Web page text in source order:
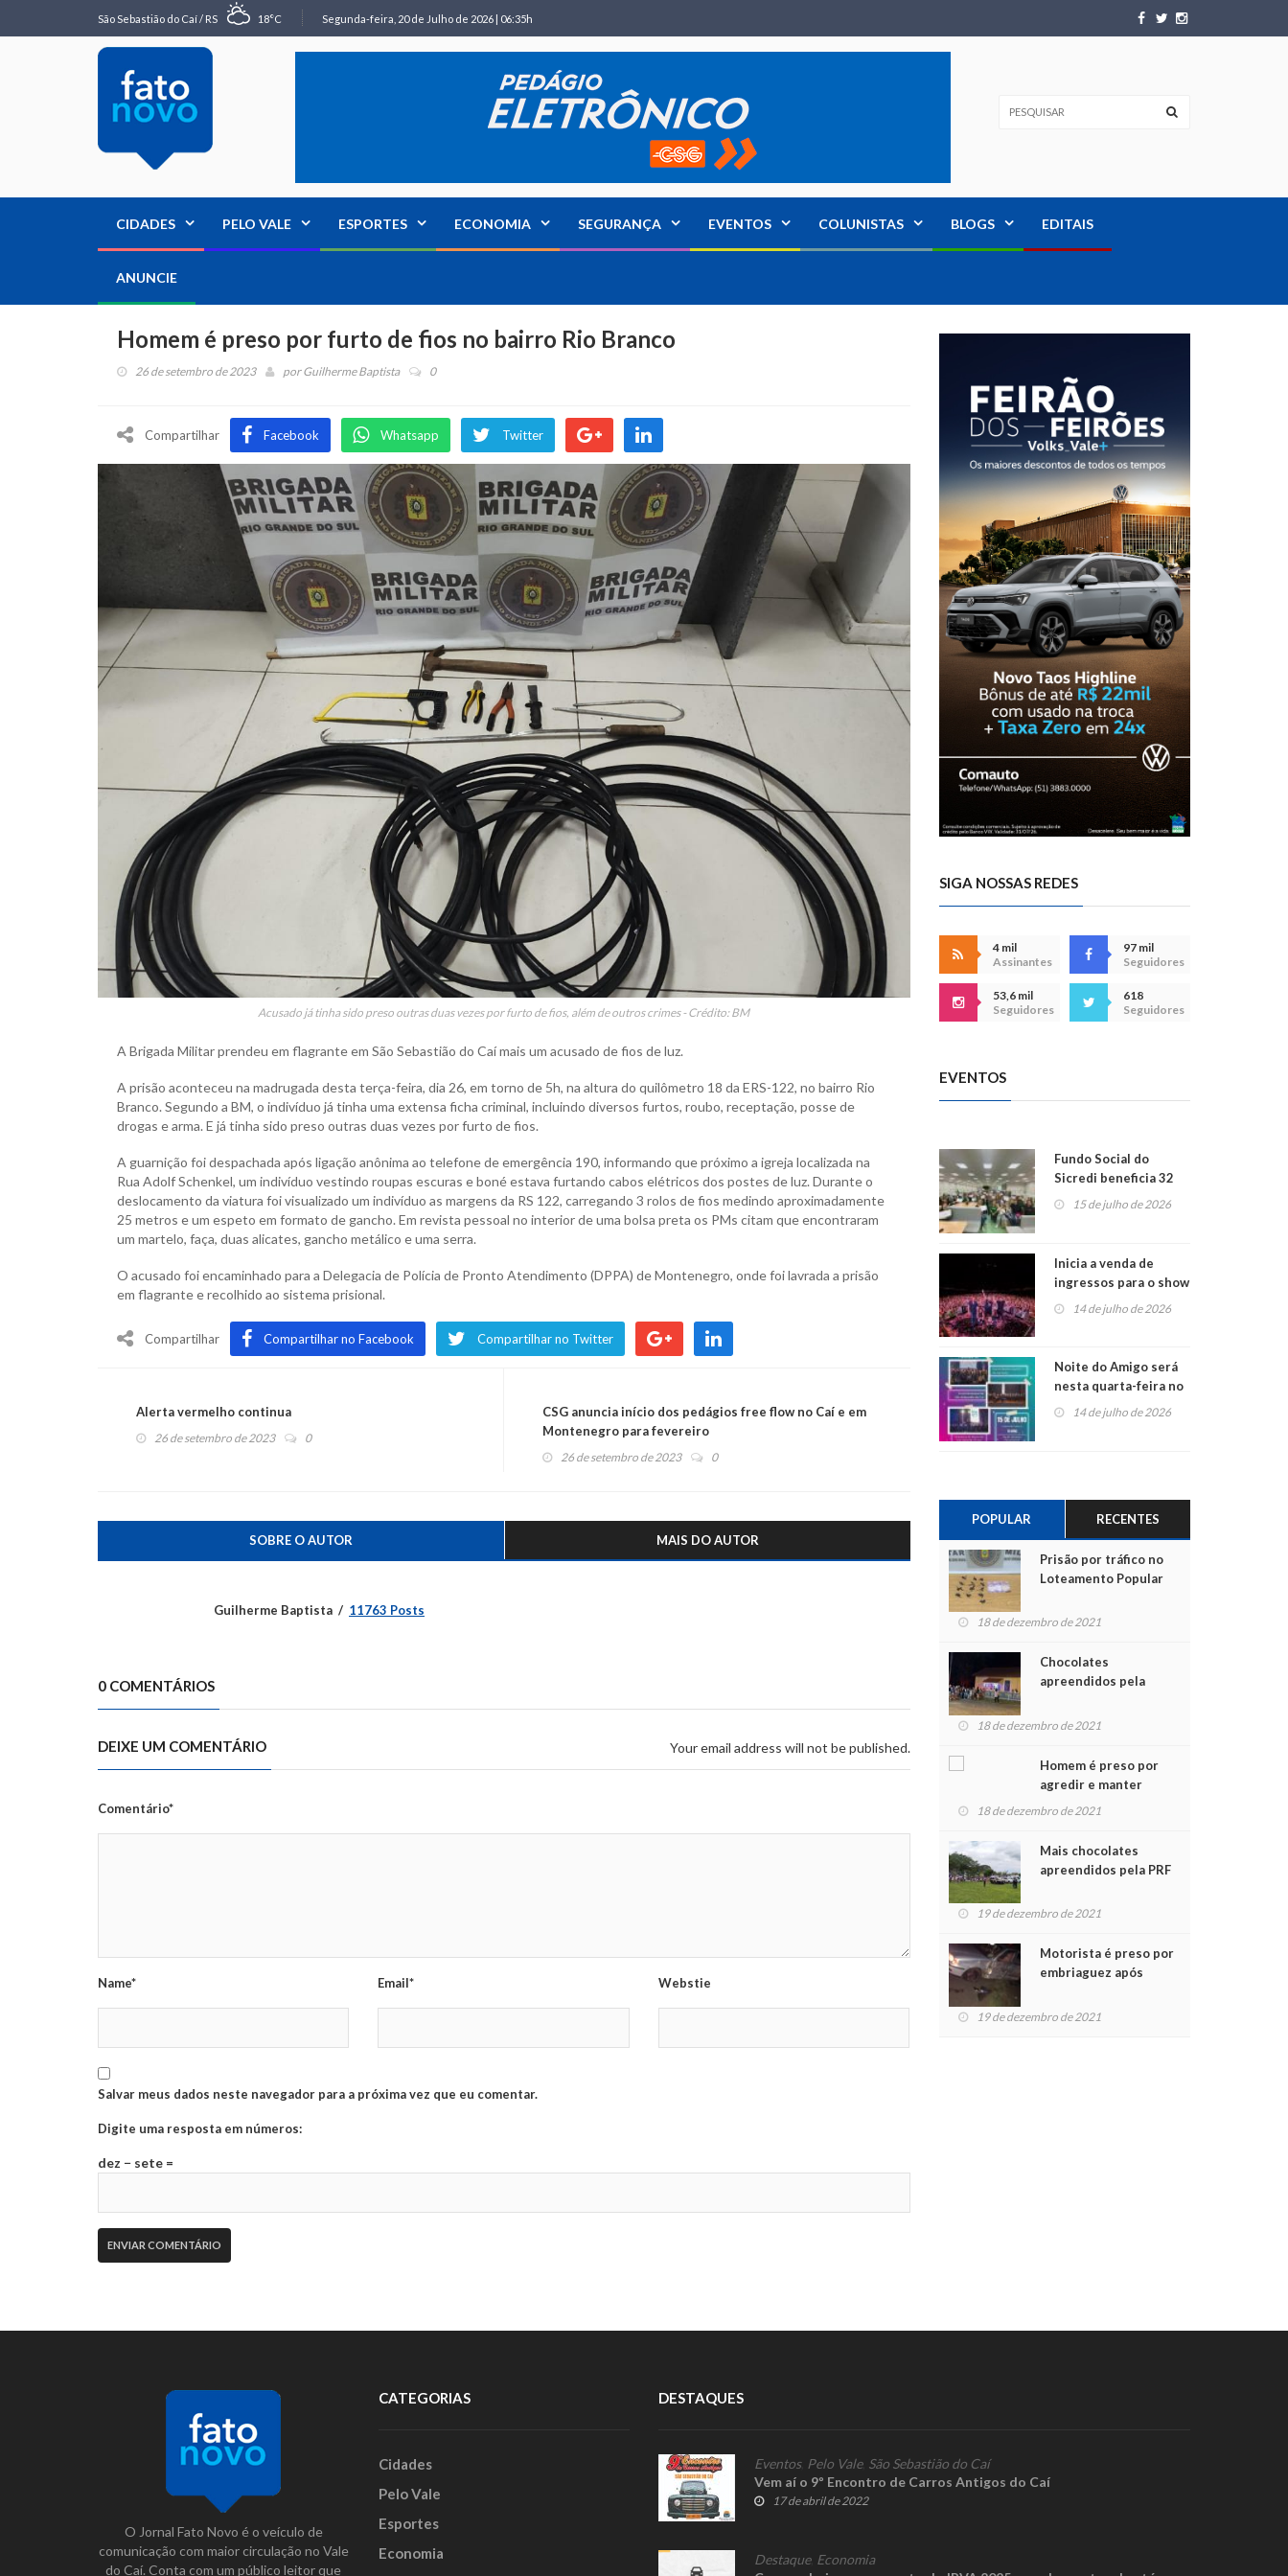
São Sebastião do Caí / RS 18°C Segunda-feira, 20 de Julho de 2026 | 06:35h
CIDADES PELO VALE ESPORTES ECONOMIA SEGURANÇA EVENTOS COLUNISTAS BLOGS EDITAIS
ANUNCIE
Homem é preso por furto de fios no bairro Rio Branco
26 de setembro de 2023 porGuilherme Baptista 0
Compartilhar Facebook Whatsapp Twitter
Acusado já tinha sido preso outras duas vezes por furto de fios, além de outros crimes - Crédito: BM
A Brigada Militar prendeu em flagrante em São Sebastião do Caí mais um acusado de fios de luz.
A prisão aconteceu na madrugada desta terça-feira, dia 26, em torno de 5h, na altura do quilômetro 18 da ERS-122, no bairro Rio
Branco. Segundo a BM, o indivíduo já tinha uma extensa ficha criminal, incluindo diversos furtos, roubo, receptação, posse de
drogas e arma. E já tinha sido preso outras duas vezes por furto de fios.
A guarnição foi despachada após ligação anônima ao telefone de emergência 190, informando que próximo a igreja localizada na
Rua Adolf Schenkel, um indivíduo vestindo roupas escuras e boné estava furtando cabos elétricos dos postes de luz. Durante o
deslocamento da viatura foi visualizado um indivíduo as margens da RS 122, carregando 3 rolos de fios medindo aproximadamente
25 metros e um espeto em formato de gancho. Em revista pessoal no interior de uma bolsa preta os PMs citam que encontraram
um martelo, faça, duas alicates, gancho metálico e uma serra.
O acusado foi encaminhado para a Delegacia de Polícia de Pronto Atendimento (DPPA) de Montenegro, onde foi lavrada a prisão
em flagrante e recolhido ao sistema prisional.
Compartilhar Compartilhar no Facebook Compartilhar no Twitter
Alerta vermelho continua
26 de setembro de 2023 0
CSG anuncia início dos pedágios free flow no Caí e em
Montenegro para fevereiro
26 de setembro de 2023 0
SOBRE O AUTOR MAIS DO AUTOR
Guilherme Baptista 11763 Posts
0 COMENTÁRIOS
DEIXE UM COMENTÁRIO Your email address will not be published.
Comentário*
Name* Email* Webstie
Salvar meus dados neste navegador para a próxima vez que eu comentar.
Digite uma resposta em números:
dez − sete =
SIGA NOSSAS REDES
4 mil
Assinantes
97 mil
Seguidores
53,6 mil
Seguidores
618
Seguidores
EVENTOS
Fundo Social do
Sicredi beneficia 32
projetos em
15 de julho de 2026
Inicia a venda de
ingressos para o show
do Jota Quest nos 45
anos da Sicredi Ouro
14 de julho de 2026
Noite do Amigo será
nesta quarta-feira no
Centro de Cultura de
14 de julho de 2026
POPULAR RECENTES
Prisão por tráfico no
Loteamento Popular
18 de dezembro de 2021
Chocolates
apreendidos pela
para crianças na
18 de dezembro de 2021
Homem é preso por
agredir e manter
mulher em cárcere
18 de dezembro de 2021
Mais chocolates
apreendidos pela PRF
crianças no Natal
19 de dezembro de 2021
Motorista é preso por
embriaguez após
feridos
19 de dezembro de 2021
O Jornal Fato Novo é o veículo de
comunicação com maior circulação no Vale
do Caí. Conta com um público leitor que
CATEGORIAS
Cidades
Pelo Vale
Esportes
Economia
DESTAQUES
Eventos, Pelo Vale, São Sebastião do Caí
Vem aí o 9º Encontro de Carros Antigos do Caí
17 de abril de 2022
Destaque, Economia